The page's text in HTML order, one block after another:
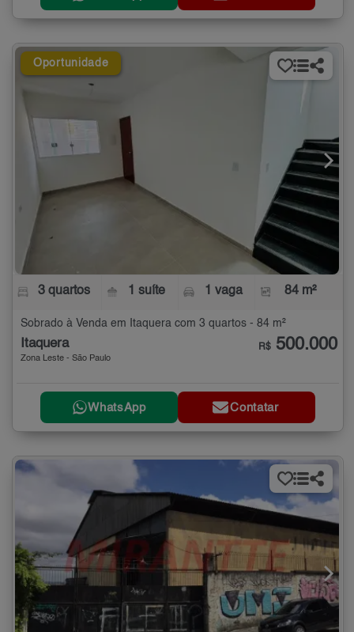
Oportunidade
3 quartos 1 suíte 1 vaga 84 m²
Sobrado à Venda em Itaquera com 3 quartos - 84 m²
Itaquera
Zona Leste - São Paulo
R$ 500.000
WhatsApp Contatar